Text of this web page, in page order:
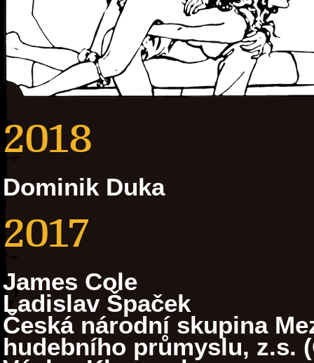
2018
Dominik Duka
2017
James Cole
Ladislav Špaček
Česká národní skupina
hudebního průmyslu, z.s.